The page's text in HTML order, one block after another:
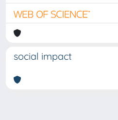
social impact